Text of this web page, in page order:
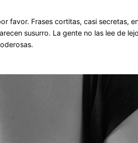
favor. Frases cortitas, casi secretas,
susurro. La gente no las lee de